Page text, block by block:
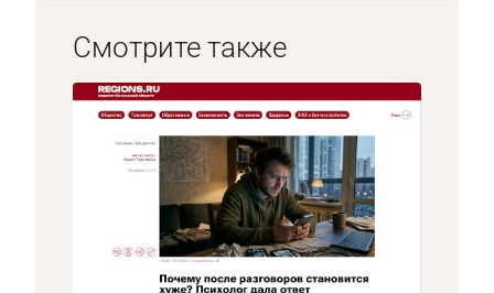
Смотрите также